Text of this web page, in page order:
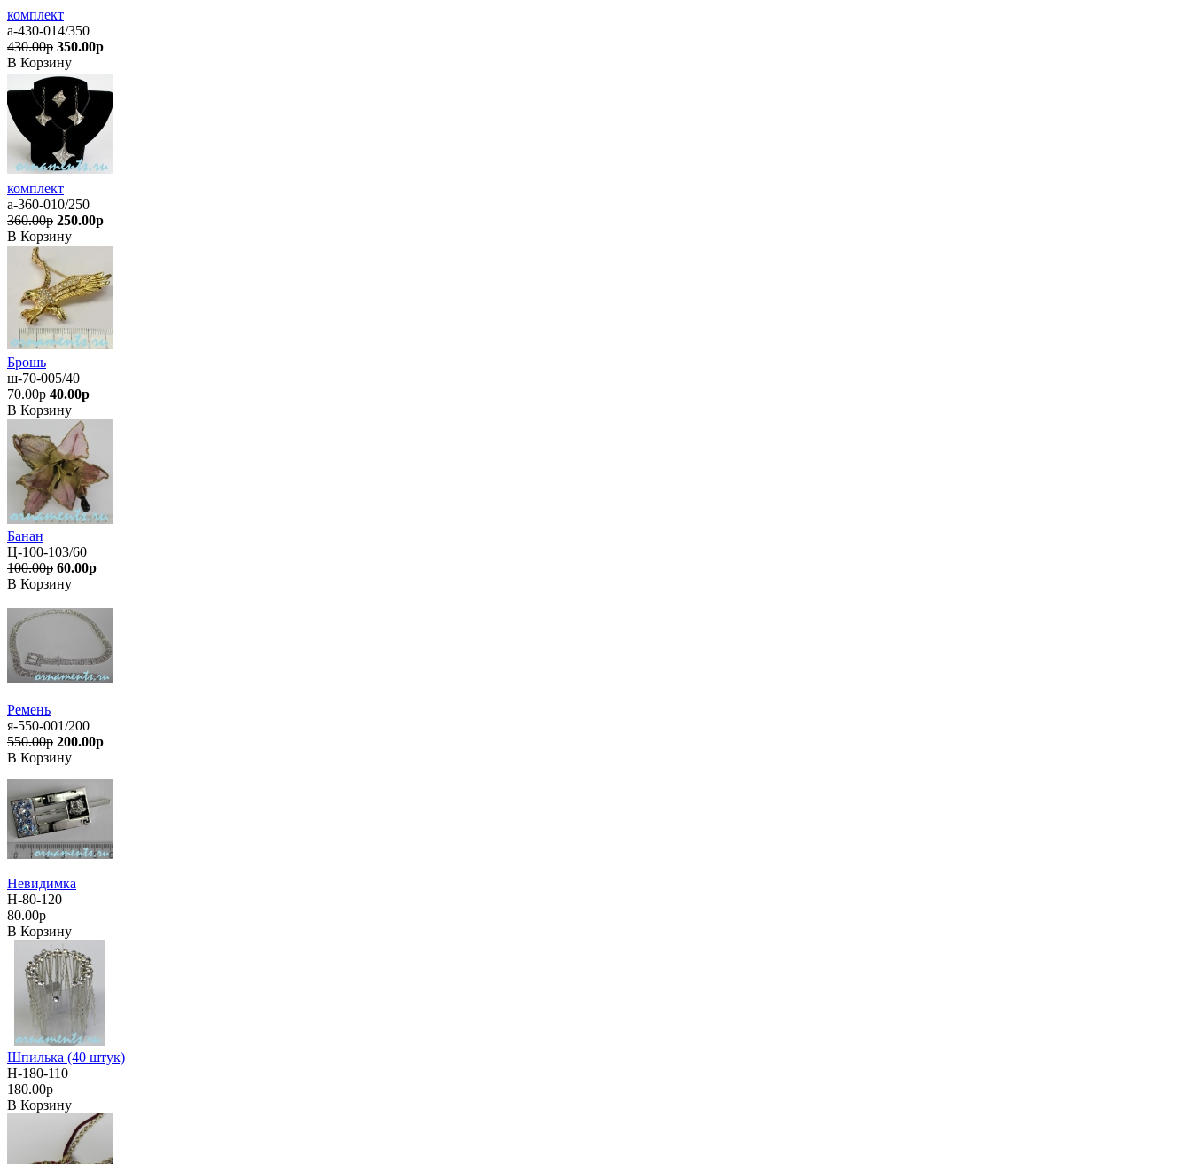
комплект
а-430-014/350
430.00р 350.00р
В Корзину
комплект
а-360-010/250
360.00р 250.00р
В Корзину
Брошь
ш-70-005/40
70.00р 40.00р
В Корзину
Банан
Ц-100-103/60
100.00р 60.00р
В Корзину
Ремень
я-550-001/200
550.00р 200.00р
В Корзину
Невидимка
Н-80-120
80.00р
В Корзину
Шпилька (40 штук)
Н-180-110
180.00р
В Корзину